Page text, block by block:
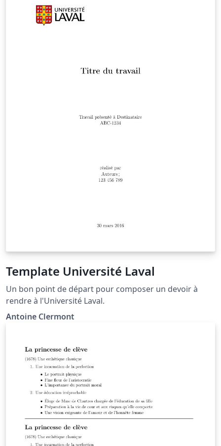
mémoire des différentes fonctions. A imprimer en recto
verso par exemple. Feel free to distribute this example,
Template Université Laval
Un bon point de départ pour composer un devoir à
rendre à l'Université Laval.
Antoine Clermont